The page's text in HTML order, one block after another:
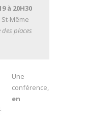
à 20H30
Même
places
Une
conférence,
en